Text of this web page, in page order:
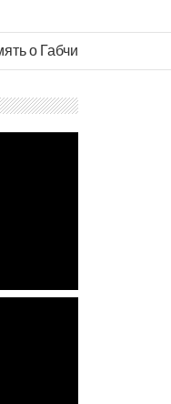
о Габчике и Кубише